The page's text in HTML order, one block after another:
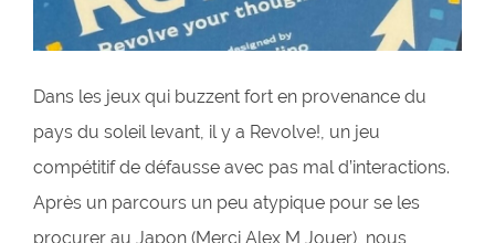
Dans les jeux qui buzzent fort en provenance du
pays du soleil levant, il y a Revolve!, un jeu
compétitif de défausse avec pas mal d’interactions.
Après un parcours un peu atypique pour se les
procurer au Japon (Merci Alex M Jouer), nous